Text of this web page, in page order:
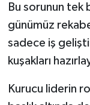
Bu sorunun tek
günümüz
sadece iş
kuşakları
Kurucu liderin